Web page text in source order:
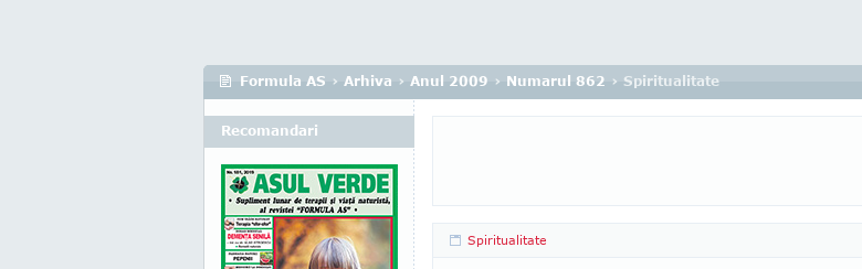
Formula AS › Arhiva › Anul 2009 › Numarul 862 › Spiritualitate
Spiritualitate
Recomandari